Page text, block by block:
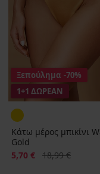
Ξεπούλημα -70%
1+1 ΔΩΡΕΑΝ
Κάτω μέρος μπικίνι
Gold
Έκπτωση
5,70 € Αρχική τιμή
18,99 €